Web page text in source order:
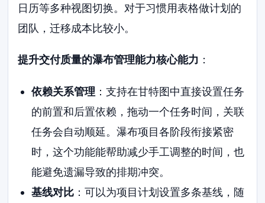
日历等多种视图切换。对于习惯用表格做计划的
团队，迁移成本比较小。
提升交付质量的瀑布管理能力核心能力 ：
依赖关系管理 ：支持在甘特图中直接设置任务
的前置和后置依赖，拖动一个任务时间，关联
任务会自动顺延。瀑布项目各阶段衔接紧密
时，这个功能能帮助减少手工调整的时间，也
能避免遗漏导致的排期冲突。
基线对比：可以为项目计划设置多条基线，随